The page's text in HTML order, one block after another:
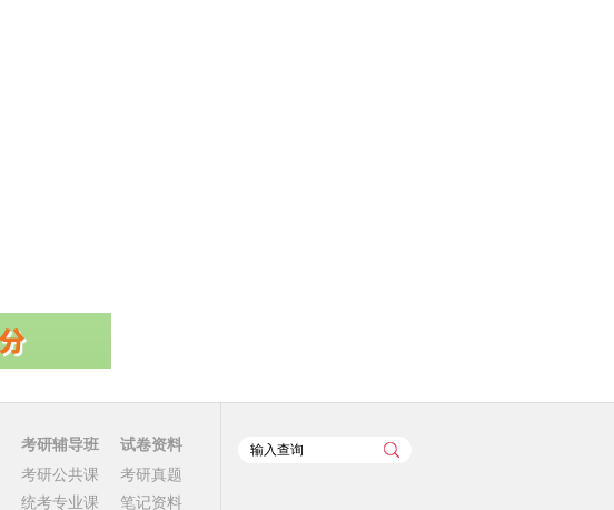
考研辅导班
考研公共课
统考专业课
试卷资料
考研真题
笔记资料